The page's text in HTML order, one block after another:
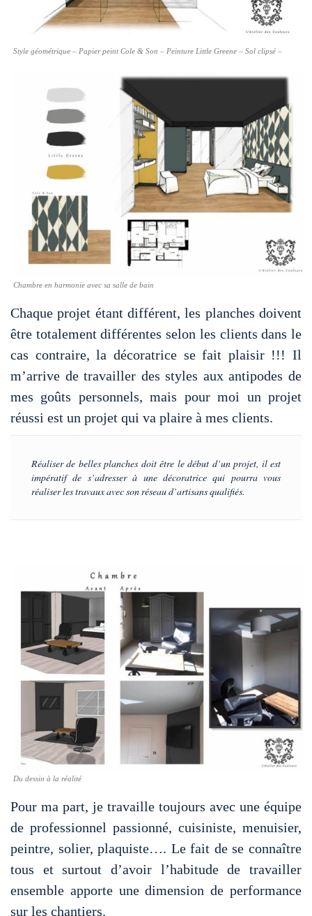
Style géométrique – Papier peint Cole & Son – Peinture Little Greene – Sol clipsé –
Chambre en harmonie avec sa salle de bain
Chaque projet étant différent, les planches doivent
être totalement différentes selon les clients dans le
cas contraire, la décoratrice se fait plaisir !!! Il
m’arrive de travailler des styles aux antipodes de
mes goûts personnels, mais pour moi un projet
réussi est un projet qui va plaire à mes clients.
Réaliser de belles planches doit être le début d’un projet, il est
impératif de s’adresser à une décoratrice qui pourra vous
réaliser les travaux avec son réseau d’artisans qualifiés.
Du dessin à la réalité
Pour ma part, je travaille toujours avec une équipe
de professionnel passionné, cuisiniste, menuisier,
peintre, solier, plaquiste…. Le fait de se connaître
tous et surtout d’avoir l’habitude de travailler
ensemble apporte une dimension de performance
sur les chantiers.